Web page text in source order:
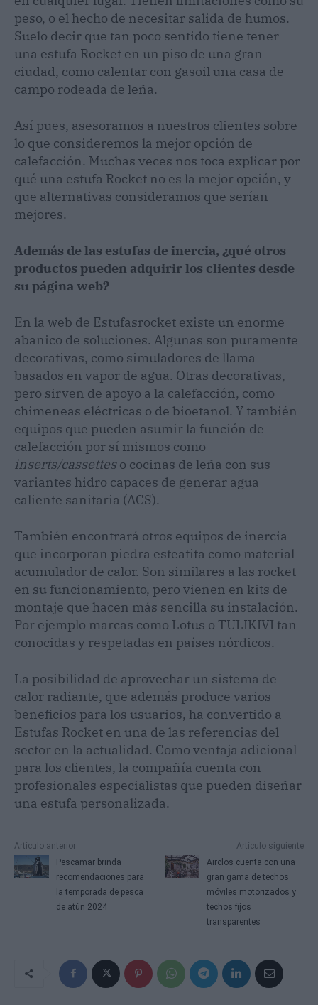
peso, o el hecho de necesitar salida de humos.
Suelo decir que tan poco sentido tiene tener
una estufa Rocket en un piso de una gran
ciudad, como calentar con gasoil una casa de
campo rodeada de leña.
Así pues, asesoramos a nuestros clientes sobre
lo que consideremos la mejor opción de
calefacción. Muchas veces nos toca explicar por
qué una estufa Rocket no es la mejor opción, y
que alternativas consideramos que serían
mejores.
Además de las estufas de inercia, ¿qué otros
productos pueden adquirir los clientes desde
su página web?
En la web de Estufasrocket existe un enorme
abanico de soluciones. Algunas son puramente
decorativas, como simuladores de llama
basados en vapor de agua. Otras decorativas,
pero sirven de apoyo a la calefacción, como
chimeneas eléctricas o de bioetanol. Y también
equipos que pueden asumir la función de
calefacción por sí mismos como
inserts/cassetteso cocinas de leña con sus
variantes hidro capaces de generar agua
caliente sanitaria (ACS).
También encontrará otros equipos de inercia
que incorporan piedra esteatita como material
acumulador de calor. Son similares a las rocket
en su funcionamiento, pero vienen en kits de
montaje que hacen más sencilla su instalación.
Por ejemplo marcas como Lotus o TULIKIVI tan
conocidas y respetadas en países nórdicos.
La posibilidad de aprovechar un sistema de
calor radiante, que además produce varios
beneficios para los usuarios, ha convertido a
Estufas Rocket en una de las referencias del
sector en la actualidad. Como ventaja adicional
para los clientes, la compañía cuenta con
profesionales especialistas que pueden diseñar
una estufa personalizada.
Artículo anterior
Pescamar brinda
recomendaciones para
la temporada de pesca
de atún 2024
Artículo siguiente
Airclos cuenta con una
gran gama de techos
móviles motorizados y
techos fijos
transparentes